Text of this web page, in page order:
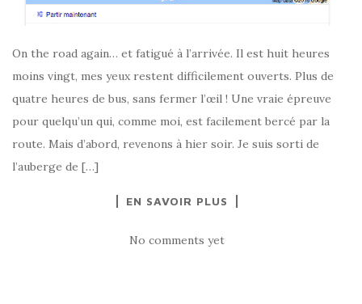
On the road again… et fatigué à l’arrivée. Il est huit heures
moins vingt, mes yeux restent difficilement ouverts. Plus de
quatre heures de bus, sans fermer l’œil ! Une vraie épreuve
pour quelqu’un qui, comme moi, est facilement bercé par la
route. Mais d’abord, revenons à hier soir. Je suis sorti de
l’auberge de […]
EN SAVOIR PLUS
No comments yet